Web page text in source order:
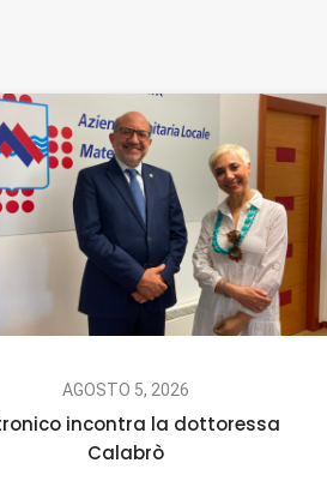
AGOSTO 5, 2026
incontra la dottoressa
Calabrò